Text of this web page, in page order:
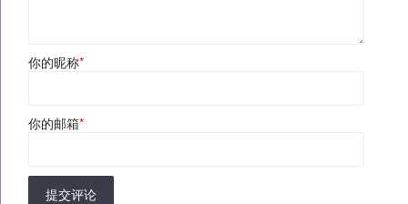
你的昵称*
你的邮箱*
提交评论